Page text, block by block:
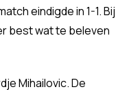
eindigde in 1-1. Bij
best wat te beleven
Mihailovic. De